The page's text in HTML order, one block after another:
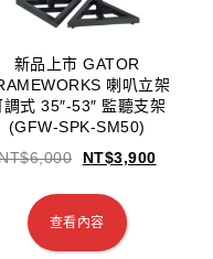
新品上市 GATOR
喇叭立架
調式 35″-53″ 監聽支架
(GFW-SPK-SM50)
6,000 NT$3,900
查看內容